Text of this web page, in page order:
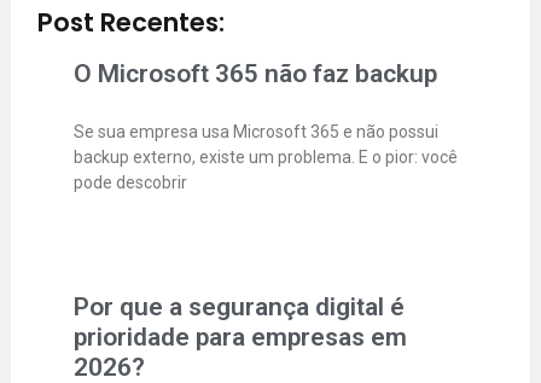
Post Recentes:
O Microsoft 365 não faz backup
Se sua empresa usa Microsoft 365 e não possui
backup externo, existe um problema. E o pior: você
pode descobrir
Por que a segurança digital é
prioridade para empresas em
2026?